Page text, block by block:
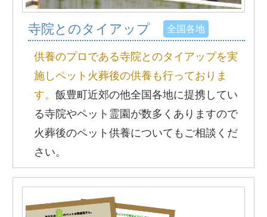
寺院とのタイアップ 全国各地
供養のプロである寺院とのタイアップを実
施しペット火葬後の供養も行っておりま
す。飯豊町近郊の他全国各地に提携してい
る寺院やペット霊園が数多くありますので
火葬後のペット供養についてもご相談くだ
さい。